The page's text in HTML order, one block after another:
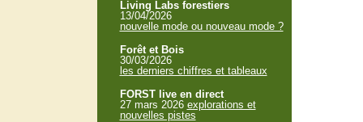
Living Labs forestiers
13/04/2026
nouvelle mode ou nouveau mode ?
Forêt et Bois
30/03/2026
les derniers chiffres et tableaux
FORST live en direct
27 mars 2026 explorations et
nouvelles pistes